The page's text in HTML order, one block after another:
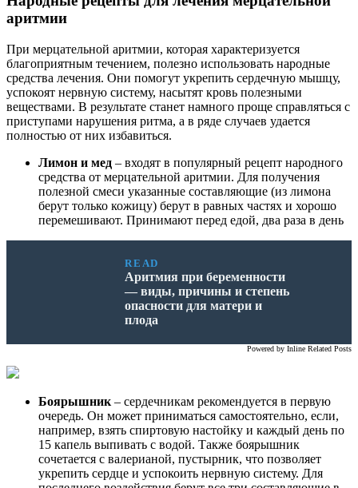
аритмии
При мерцательной аритмии, которая характеризуется
благоприятным течением, полезно использовать народные
средства лечения. Они помогут укрепить сердечную мышцу,
успокоят нервную систему, насытят кровь полезными
веществами. В результате станет намного проще справляться с
приступами нарушения ритма, а в ряде случаев удается
полностью от них избавиться.
Лимон и мед – входят в популярный рецепт народного
средства от мерцательной аритмии. Для получения
полезной смеси указанные составляющие (из лимона
берут только кожицу) берут в равных частях и хорошо
перемешивают. Принимают перед едой, два раза в день
READ
Аритмия при беременности
— виды, причины и степень
опасности для матери и
плода
Powered by Inline Related Posts
Боярышник – сердечникам рекомендуется в первую
очередь. Он может приниматься самостоятельно, если,
например, взять спиртовую настойку и каждый день по
15 капель выпивать с водой. Также боярышник
сочетается с валерианой, пустырник, что позволяет
укрепить сердце и успокоить нервную систему. Для